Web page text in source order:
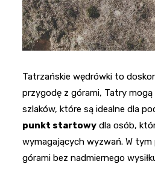
Tatrzańskie wędrówki to
przygodę z górami, Tatry
szlaków, które są idealne dla
punkt startowy dla osób,
wymagających wyzwań. W
górami bez nadmiernego